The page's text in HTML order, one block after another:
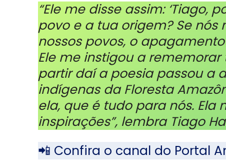
“Ele me disse assim: ‘Tiago,
povo e a tua origem? Se
nossos povos, o
Ele me instigou a
partir daí a poesia passou a
indígenas da Floresta
ela, que é tudo para nós.
inspirações”, lembra Tiago
📲 Confira o canal do Portal